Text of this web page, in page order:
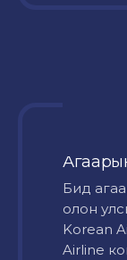
Бид
олон
Korean
Airline